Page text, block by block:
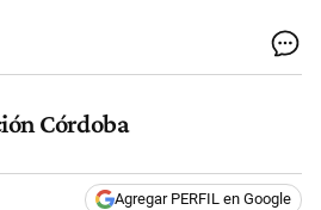
Córdoba
Agregar PERFIL en Google